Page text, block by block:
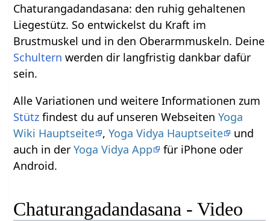
Chaturangadandasana: den ruhig gehaltenen
Liegestütz. So entwickelst du Kraft im
Brustmuskel und in den Oberarmmuskeln. Deine
Schultern werden dir langfristig dankbar dafür
sein.
Alle Variationen und weitere Informationen zum
Stütz findest du auf unseren WebseitenYoga
Wiki Hauptseite ,Yoga Vidya Hauptseite
und
auch in derYoga Vidya App
für iPhone oder
Android.
Chaturangadandasana - Video